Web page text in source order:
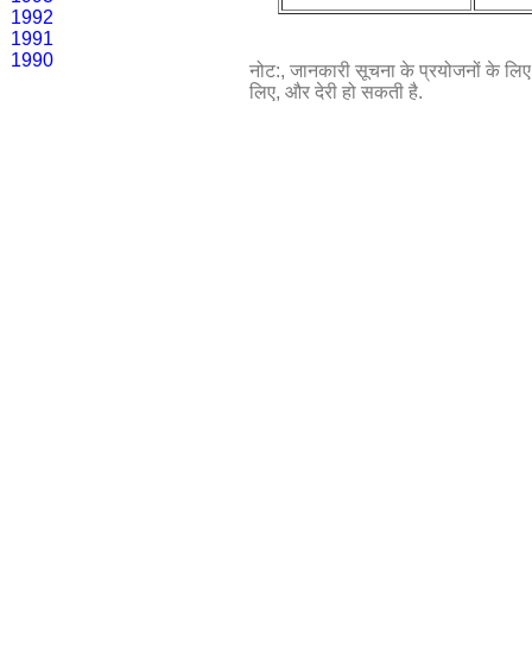
1992
1991
1990
नोट:, जानकारी सूचना के प्रयोजनों के लिए
लिए, और देरी हो सकती है.